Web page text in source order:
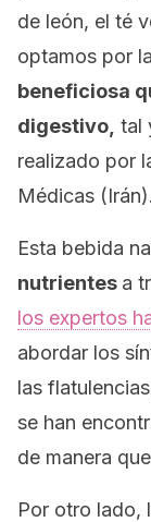
de león, el té
optamos por
beneficiosa
digestivo, tal
realizado por
Médicas (Irán).
Esta bebida
nutrientes a
los expertos
abordar los
las
se han
de manera
Por otro lado,